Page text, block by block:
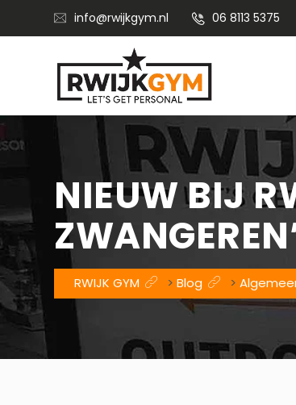
info@rwijkgym.nl 06 8113 5375
NIEUW BIJ
RWIJK GYM > Blog >